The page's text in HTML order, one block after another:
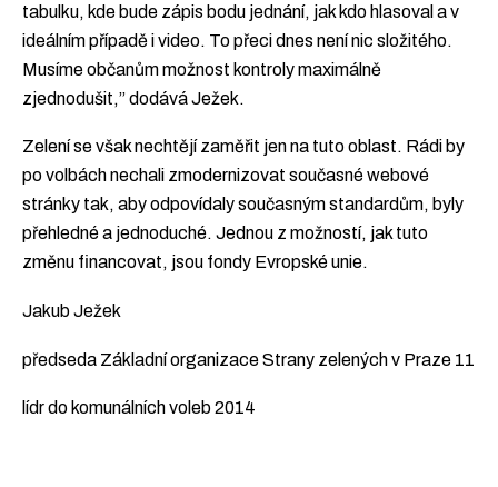
tabulku, kde bude zápis bodu jednání, jak kdo hlasoval a v
ideálním případě i video. To přeci dnes není nic složitého.
Musíme občanům možnost kontroly maximálně
zjednodušit,” dodává Ježek.
Zelení se však nechtějí zaměřit jen na tuto oblast. Rádi by
po volbách nechali zmodernizovat současné webové
stránky tak, aby odpovídaly současným standardům, byly
přehledné a jednoduché. Jednou z možností, jak tuto
změnu financovat, jsou fondy Evropské unie.
Jakub Ježek
předseda Základní organizace Strany zelených v Praze 11
lídr do komunálních voleb 2014